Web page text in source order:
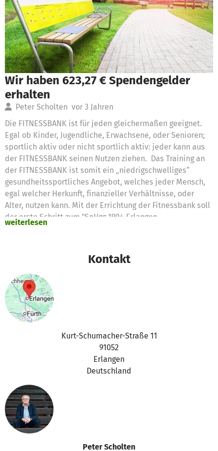
Wir haben 623,27 € Spendengelder
erhalten
Peter Scholten vor 3 Jahren
Die FITNESSBANK ist für jeden gleichermaßen geeignet.
Egal ob Kinder, Jugendliche, Erwachsene, oder Senioren;
sportlich aktiv oder nicht sportlich aktiv: jeder kann aus
der FITNESSBANK seinen Nutzen ziehen. Das Training an
der FITNESSBANK ist somit ein „niedrigschwelliges“
gesundheitssportliches Angebot, welches jeder Mensch,
egal welcher Herkunft, finanzieller Verhältnisse, oder
Alter, nutzen kann. Mit der Errichtung der Fitnessbank soll
der erste Schritt zum "SpVgg 1904 Erlangen -
hin zu den bewegungsbegeisterten Senioren und Personen
mit besonderen Fähigkeiten/Einschränkungen, gemacht
werden. Die Umsetzung findet in Zusammenhang mit dem
"Projekt 2027", dem Sportentwicklungsprogramm der
"Spiel", statt.
weiterlesen
Kontakt
Kurt-Schumacher-Straße 11
91052
Erlangen
Deutschland
Peter Scholten